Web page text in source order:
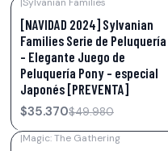
[NAVIDAD 2024] Sylvanian
Families Serie de Peluquería
- Elegante Juego de
Peluquería Pony - especial
Japonés [PREVENTA]
$35.370$49.980
|Magic: The Gathering